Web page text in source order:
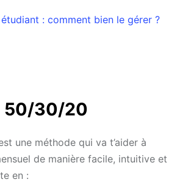
: comment bien le gérer ?
50/30/20
une méthode qui va t’aider à
de manière facile, intuitive et
en :